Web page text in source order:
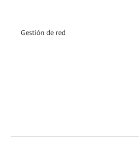
Gestión de red